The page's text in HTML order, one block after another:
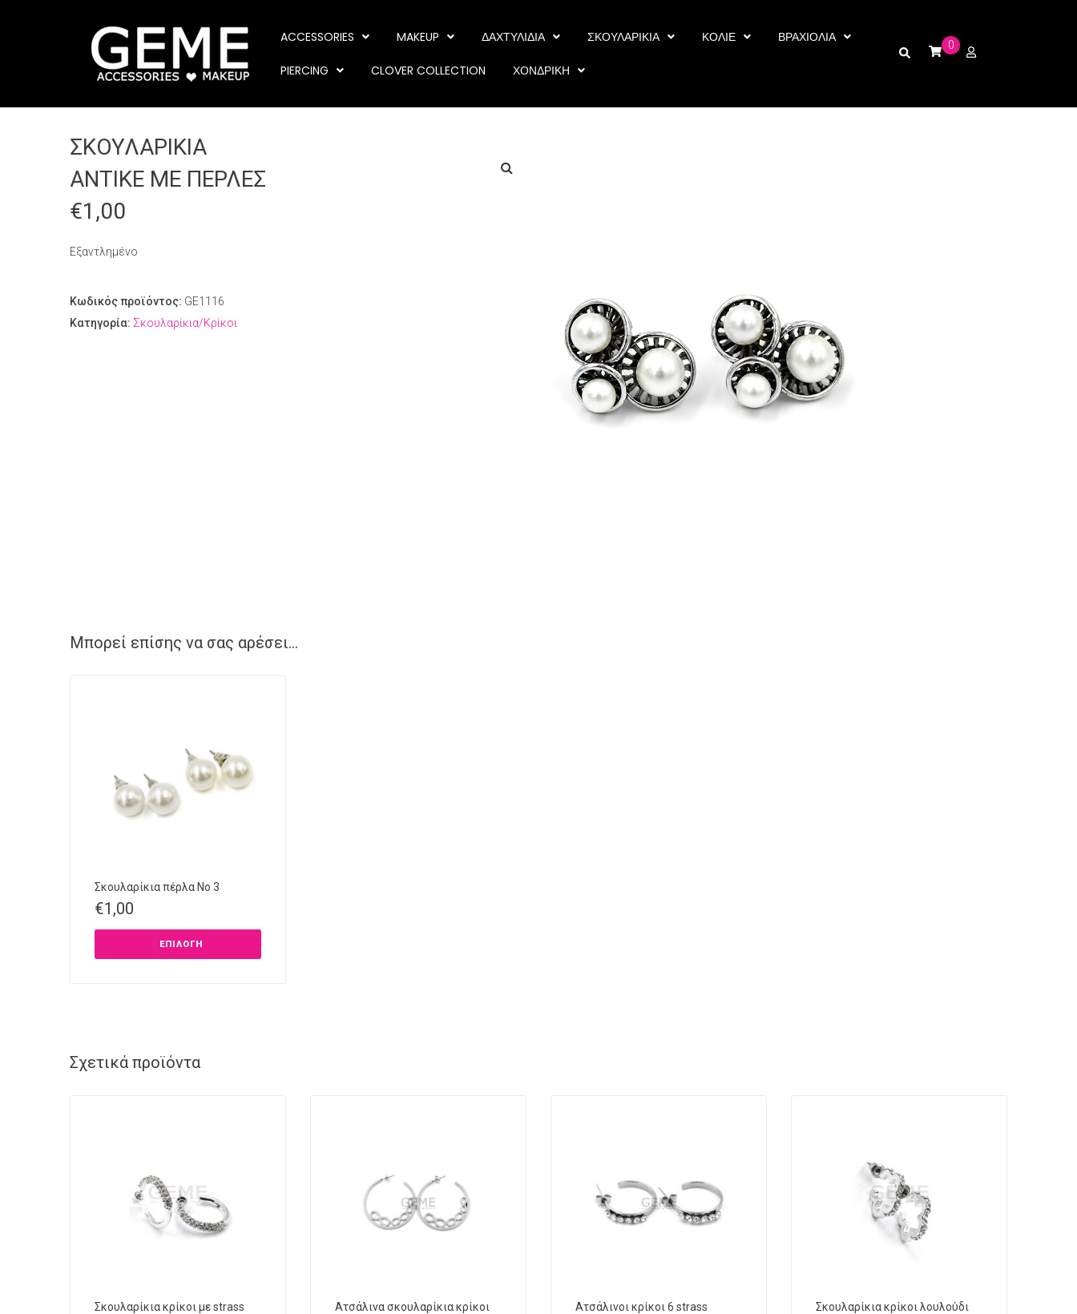
ACCESSORIES MAKEUP ΔΑΧΤΥΛΙΔΙΑ ΣΚΟΥΛΑΡΙΚΙΑ ΚΟΛΙΕ ΒΡΑΧΙΟΛΙΑ
PIERCING CLOVER COLLECTION ΧΟΝΔΡΙΚΗ
0
ΣΚΟΥΛΑΡΙΚΙΑ
ΑΝΤΙΚΕ ΜΕ ΠΕΡΛΕΣ
€1,00
Εξαντλημένο
Κωδικός προϊόντος: GE1116
Κατηγορία: Σκουλαρίκια/Κρίκοι
Μπορεί επίσης να σας αρέσει…
Σκουλαρίκια πέρλα Νο 3
€1,00
ΕΠΙΛΟΓΉ
Σχετικά προϊόντα
Σκουλαρίκια κρίκοι με strass
Ατσάλινα σκουλαρίκια κρίκοι
Ατσάλινοι κρίκοι 6 strass
Σκουλαρίκια κρίκοι λουλούδι